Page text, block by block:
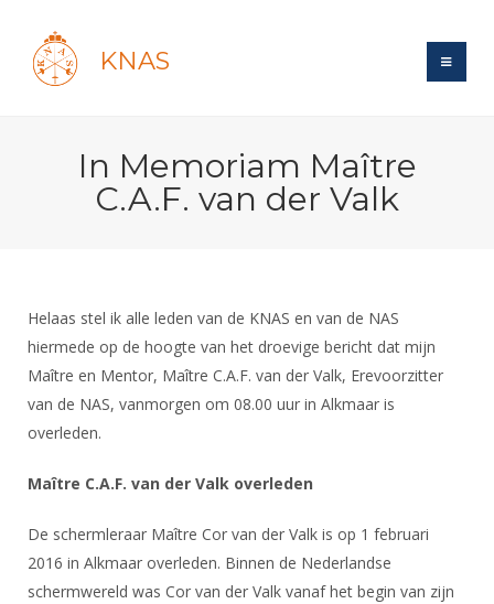
KNAS
Forums
Maandelijks archief
Evenement
Gebruiksvoorwaarden
Handleiding
Bond
Reglementen
Ledencijfers
Bestuur
Commissies
Schermen
Recreatiesport
Veteranen
Lichtzwaardschermen
Wedstrijdsport
Ranglijsten
Inschrijven
Wat is topsport
Nieuws
NK's
FBT
Informatie
Voor de jeugd
Spreekbeurtpakket
Jeugdkampen
Brassardsysteem
Voor coaches en leraren
Forums
Forums
Zoek Vereniging
In Memoriam Maître
C.A.F. van der Valk
Helaas stel ik alle leden van de KNAS en van de NAS
hiermede op de hoogte van het droevige bericht dat mijn
Maître en Mentor, Maître C.A.F. van der Valk, Erevoorzitter
van de NAS, vanmorgen om 08.00 uur in Alkmaar is
overleden.
Maître C.A.F. van der Valk overleden
De schermleraar Maître Cor van der Valk is op 1 februari
2016 in Alkmaar overleden. Binnen de Nederlandse
schermwereld was Cor van der Valk vanaf het begin van zijn